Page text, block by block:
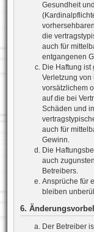
Gesundheit
die
auch für
entgangenen
Die Haftung
Verletzung
vorsätzlichem
auf die bei
Schäden und
auch für
Gewinn.
Die
auch
Betreibers.
Ansprüche für
bleiben
6.
Der Betreiber